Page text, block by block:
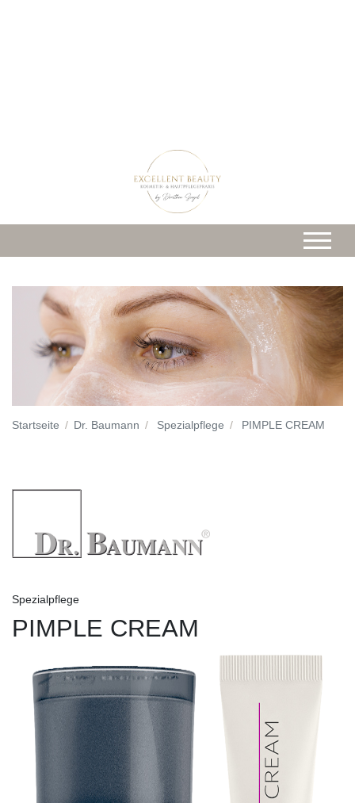
Startseite Dr. Baumann Spezialpflege PIMPLE CREAM
Spezialpflege
PIMPLE CREAM